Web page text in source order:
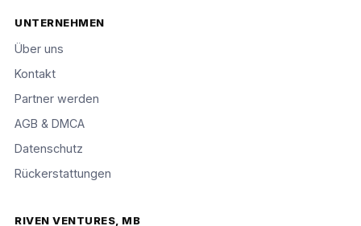
UNTERNEHMEN
Über uns
Kontakt
Partner werden
AGB & DMCA
Datenschutz
Rückerstattungen
RIVEN VENTURES, MB